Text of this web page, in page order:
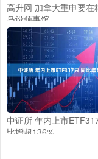
高升网 加拿大重申要在
岛设领事馆
中证所 年内上市
比增超136%